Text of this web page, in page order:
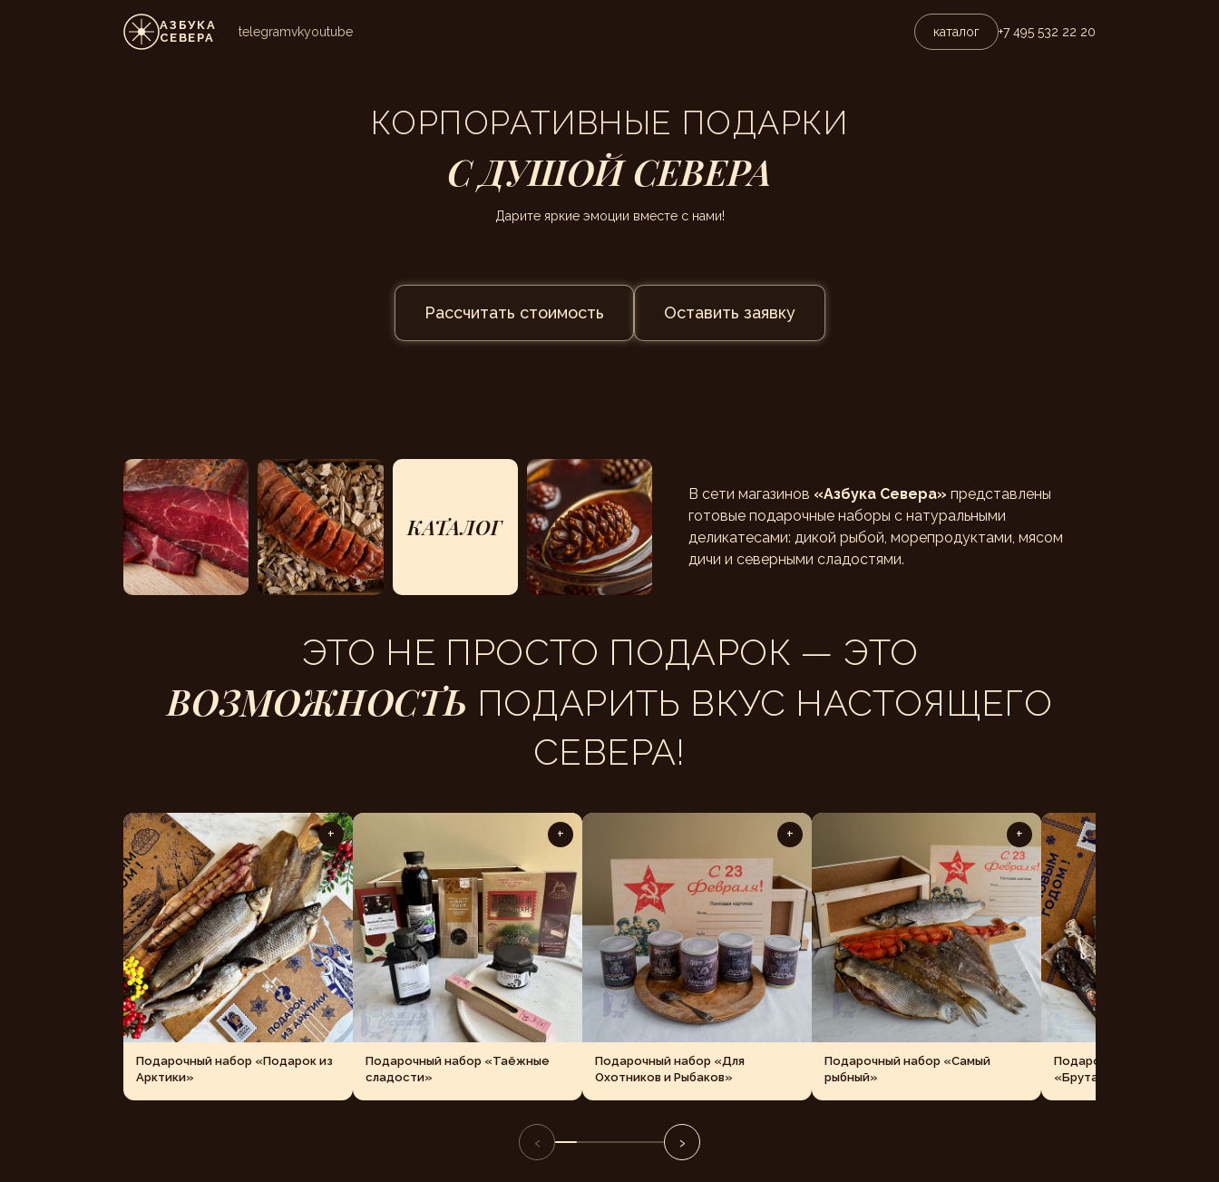
АЗБУКА
СЕВЕРА
telegramvkyoutube каталог +7 495 532 22 20
КОРПОРАТИВНЫЕ ПОДАРКИ
С ДУШОЙ СЕВЕРА
Дарите яркие эмоции вместе с нами!
Рассчитать стоимость Оставить заявку
КАТАЛОГ
В сети магазинов «Азбука Севера» представлены
готовые подарочные наборы с натуральными
деликатесами: дикой рыбой, морепродуктами, мясом
дичи и северными сладостями.
ЭТО НЕ ПРОСТО ПОДАРОК — ЭТО
ВОЗМОЖНОСТЬ ПОДАРИТЬ ВКУС НАСТОЯЩЕГО
СЕВЕРА!
+
Подарочный набор «Подарок из
Арктики»
+
Подарочный набор «Таёжные
сладости»
+
Подарочный набор «Для
Охотников и Рыбаков»
+
Подарочный набор «Самый
рыбный»
Подарочный набор
«Брутальный»
‹ ›